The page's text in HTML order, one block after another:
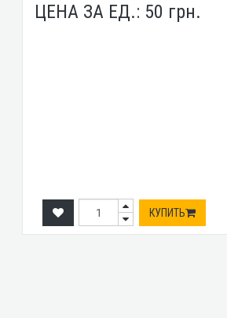
ЦЕНА ЗА ЕД.: 50 грн.
КУПИТЬ